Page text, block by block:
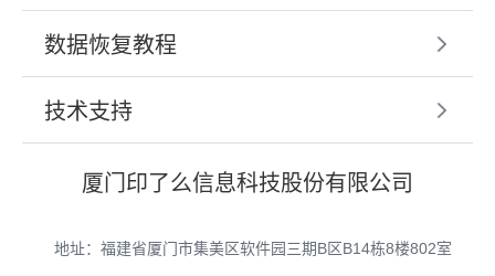
数据恢复教程
技术支持
厦门印了么信息科技股份有限公司
地址：福建省厦门市集美区软件园三期B区B14栋8楼802室